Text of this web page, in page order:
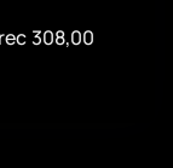
308,00